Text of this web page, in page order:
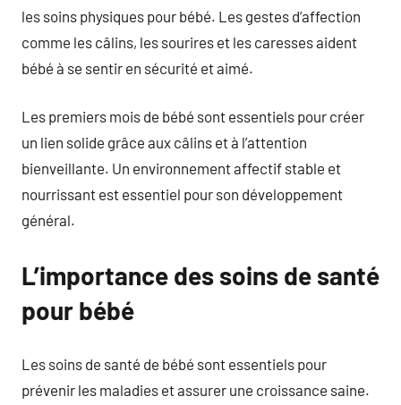
les soins physiques pour bébé. Les gestes d’affection
comme les câlins, les sourires et les caresses aident
bébé à se sentir en sécurité et aimé.
Les premiers mois de bébé sont essentiels pour créer
un lien solide grâce aux câlins et à l’attention
bienveillante. Un environnement affectif stable et
nourrissant est essentiel pour son développement
général.
L’importance des soins de santé
pour bébé
Les soins de santé de bébé sont essentiels pour
prévenir les maladies et assurer une croissance saine.